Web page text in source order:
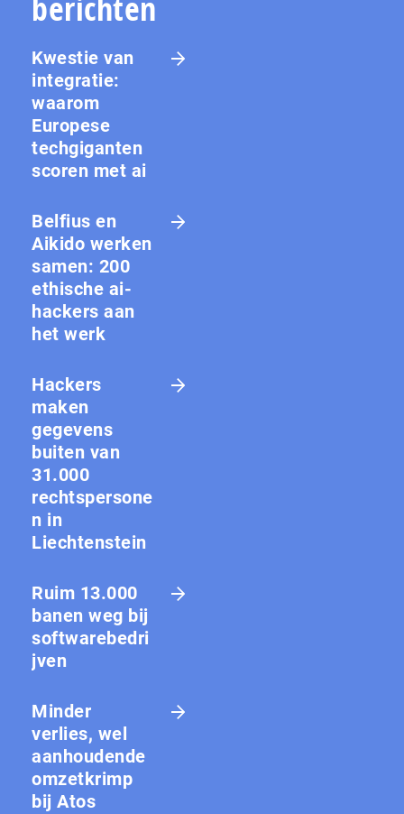
berichten
Kwestie van
integratie:
waarom
Europese
techgiganten
scoren met ai
Belfius en
Aikido werken
samen: 200
ethische ai-
hackers aan
het werk
Hackers
maken
gegevens
buiten van
31.000
rechtspersone
n in
Liechtenstein
Ruim 13.000
banen weg bij
softwarebedri
jven
Minder
verlies, wel
aanhoudende
omzetkrimp
bij Atos